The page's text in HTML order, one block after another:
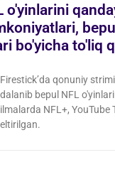
o'yinlarini
bo'yicha to'liq
qonuniy
bepul NFL
NFL+, YouTube